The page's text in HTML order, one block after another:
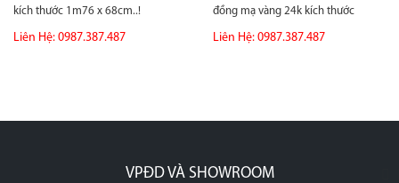
kích thước 1m76 x 68cm..!
Liên Hệ: 0987.387.487
đồng mạ vàng 24k kích thước
Liên Hệ: 0987.387.487
VPĐD VÀ SHOWROOM